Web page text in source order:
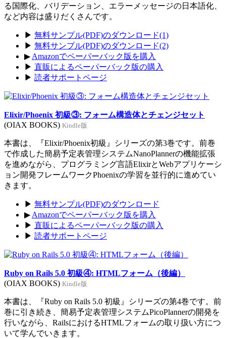
る国際化、バリデーション、エラーメッセージの日本語化、
など内容は盛りだくさんです。
▶ 無料サンプル(PDF)のダウンロード(1)
▶ 無料サンプル(PDF)のダウンロード(2)
▶ Amazonでペーパーバック版を購入
▶ 直販によるペーパーバック版の購入
▶ 読者サポートページ
Elixir/Phoenix 初級③: フォーム構造体とチェンジセット
(OIAX BOOKS) Kindle版
本書は、『Elixir/Phoenix初級』シリーズの第3巻です。前巻
で作成した簡易予定表管理システムNanoPlannerの機能拡張
を進めながら、プログラミング言語ElixirとWebアプリケーシ
ョン開発フレームワークPhoenixの学習を並行的に進めてい
きます。
▶ 無料サンプル(PDF)のダウンロード
▶ Amazonでペーパーバック版を購入
▶ 直販によるペーパーバック版の購入
▶ 読者サポートページ
Ruby on Rails 5.0 初級④: HTMLフォーム（後編）
(OIAX BOOKS) Kindle版
本書は、『Ruby on Rails 5.0 初級』シリーズの第4巻です。前
巻に引き続き、簡易予定表管理システムPicoPlannerの開発を
行いながら、RailsにおけるHTMLフォームの取り扱い方につ
いて学んでいきます。